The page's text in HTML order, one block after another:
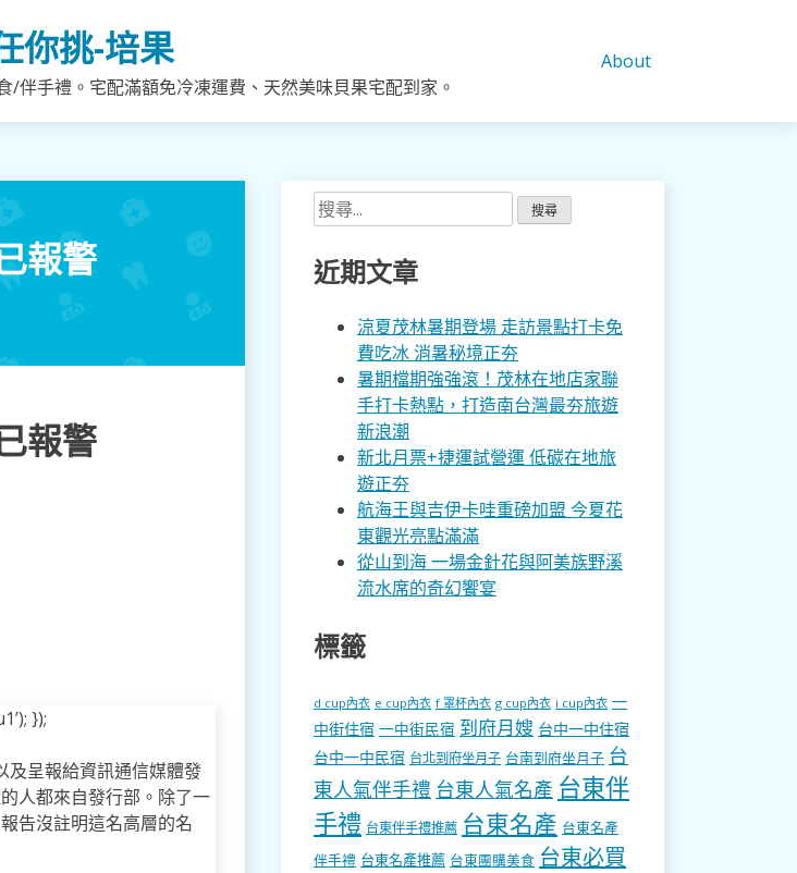
你挑-培果
伴手禮。宅配滿額免冷凍運費、天然美味貝果宅配到家。
About
報警
報警
});
及呈報給資訊通信媒體發
人都來自發行部。除了一
告沒註明這名高層的名
搜
尋
關
鍵
近期文章
涼夏茂林暑期登場 走訪景點打卡免
費吃冰 消暑秘境正夯
暑期檔期強強滾！茂林在地店家聯
手打卡熱點，打造南台灣最夯旅遊
新浪潮
新北月票+捷運試營運 低碳在地旅
遊正夯
航海王與吉伊卡哇重磅加盟 今夏花
東觀光亮點滿滿
從山到海 一場金針花與阿美族野溪
流水席的奇幻饗宴
標籤
d cup內衣 e cup內衣 f 罩杯內衣 g cup內衣 i cup內衣 一
中街住宿 一中街民宿 到府月嫂 台中一中住宿
台中一中民宿 台北到府坐月子 台南到府坐月子 台
東人氣伴手禮 台東人氣名產 台東伴
手禮 台東伴手禮推薦 台東名產 台東名產
伴手禮 台東名產推薦 台東團購美食 台東必買